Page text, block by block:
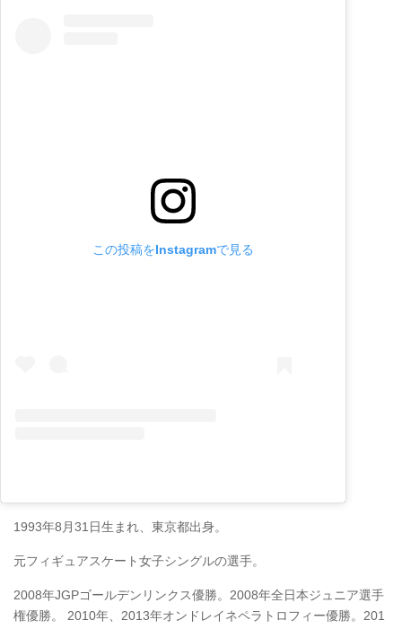
この投稿をInstagramで見る
1993年8月31日生まれ、東京都出身。
元フィギュアスケート女子シングルの選手。
2008年JGPゴールデンリンクス優勝。2008年全日本ジュニア選手
権優勝。 2010年、2013年オンドレイネペラトロフィー優勝。201